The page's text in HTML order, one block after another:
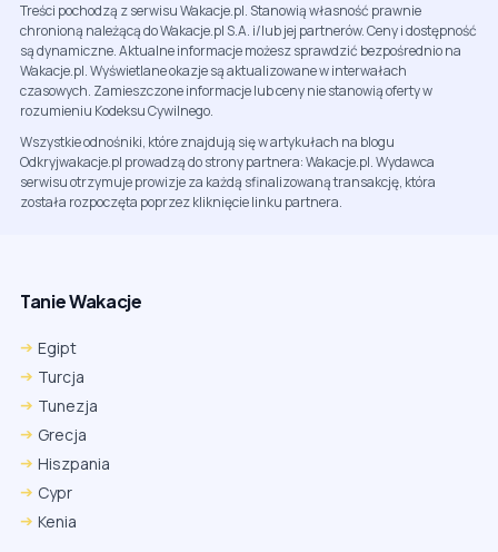
Treści pochodzą z serwisu Wakacje.pl. Stanowią własność prawnie
chronioną należącą do Wakacje.pl S.A. i/lub jej partnerów. Ceny i dostępność
są dynamiczne. Aktualne informacje możesz sprawdzić bezpośrednio na
Wakacje.pl. Wyświetlane okazje są aktualizowane w interwałach
czasowych. Zamieszczone informacje lub ceny nie stanowią oferty w
rozumieniu Kodeksu Cywilnego.
Wszystkie odnośniki, które znajdują się w artykułach na blogu
Odkryjwakacje.pl prowadzą do strony partnera: Wakacje.pl. Wydawca
serwisu otrzymuje prowizje za każdą sfinalizowaną transakcję, która
została rozpoczęta poprzez kliknięcie linku partnera.
Tanie Wakacje
Egipt
Turcja
Tunezja
Grecja
Hiszpania
Cypr
Kenia